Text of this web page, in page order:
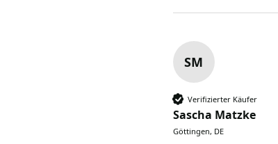
SM
Verifizierter Käufer
Sascha Matzke
Göttingen, DE